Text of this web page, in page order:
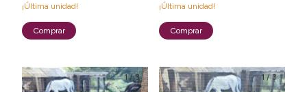
¡Última unidad!
¡Última unidad!
1/3 1/3